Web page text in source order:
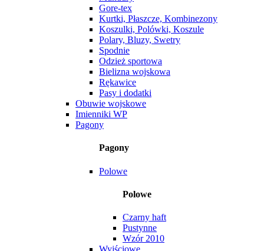
Gore-tex
Kurtki, Płaszcze, Kombinezony
Koszulki, Polówki, Koszule
Polary, Bluzy, Swetry
Spodnie
Odzież sportowa
Bielizna wojskowa
Rękawice
Pasy i dodatki
Obuwie wojskowe
Imienniki WP
Pagony
Pagony
Polowe
Polowe
Czarny haft
Pustynne
Wzór 2010
Wyjściowe